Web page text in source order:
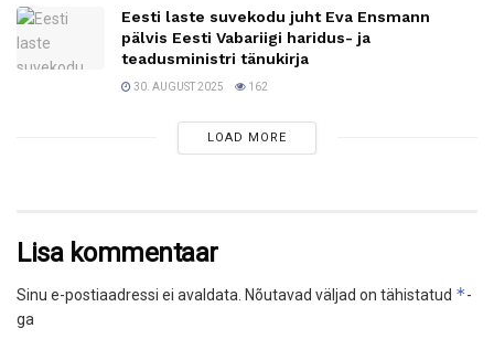
Eesti laste suvekodu juht Eva Ensmann
pälvis Eesti Vabariigi haridus- ja
teadusministri tänukirja
30. AUGUST 2025 162
LOAD MORE
Lisa kommentaar
Sinu e-postiaadressi ei avaldata. Nõutavad väljad on tähistatud *-
ga